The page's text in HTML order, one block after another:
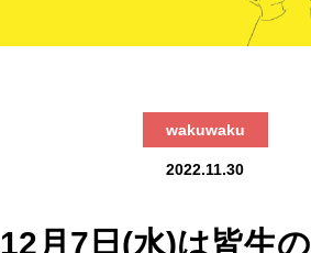
wakuwaku
2022.11.30
12月7日(水)は皆生